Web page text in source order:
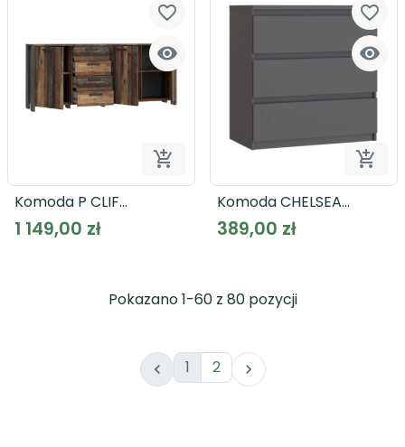


Dodaj do koszyka
favorite_border
Komoda P CLIF
CLFK243R
1 149,00 zł


favorite_border
Komoda CHELSEA
CHLK23
389,00 zł
Pokazano 1-60 z 80 pozycji
 1 2 